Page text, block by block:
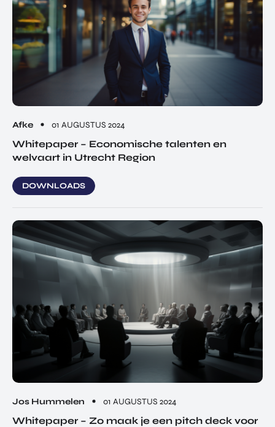
Afke 01 AUGUSTUS 2024
Whitepaper – Economische talenten en
welvaart in Utrecht Region
DOWNLOADS
Jos Hummelen 01 AUGUSTUS 2024
Whitepaper – Zo maak je een pitch deck voor